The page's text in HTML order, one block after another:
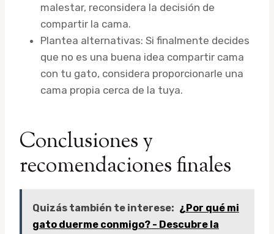
malestar, reconsidera la decisión de
compartir la cama.
Plantea alternativas: Si finalmente decides
que no es una buena idea compartir cama
con tu gato, considera proporcionarle una
cama propia cerca de la tuya.
Conclusiones y
recomendaciones finales
Quizás también te interese: ¿Por qué mi
gato duerme conmigo? - Descubre la